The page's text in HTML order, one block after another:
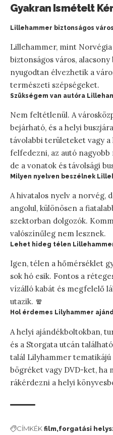
Gyakran Ismételt
Lillehammer biztonságos
Lillehammer, mint
biztonságos város,
nyugodtan élvezhetik a
természeti szépségeket.
Szükségem van autóra
Nem feltétlenül. A
bejárható, és a helyi
távolabbi területeket vagy
felfedezni, az autó
de a vonatok és távolsági
Milyen nyelven beszélnek
A hivatalos nyelv a norvég,
angolul, különösen a
szektorban dolgozók.
valószínűleg nem lesznek.
Lehet hideg télen
Igen, télen a hőmérséklet
sok hó esik. Fontos a
vízálló kabát és megfelelő
utazik. 🧣
Hol érdemes Lilyhammer
A helyi ajándékboltokban,
és a Storgata utcán
talál Lilyhammer
bögréket vagy DVD-ket, ha
rákérdezni a helyi
CÍMKÉK film forgatási